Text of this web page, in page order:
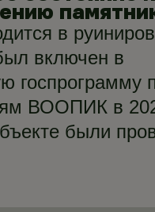
в
включен в
госпрограмму
ВООПИК в
были